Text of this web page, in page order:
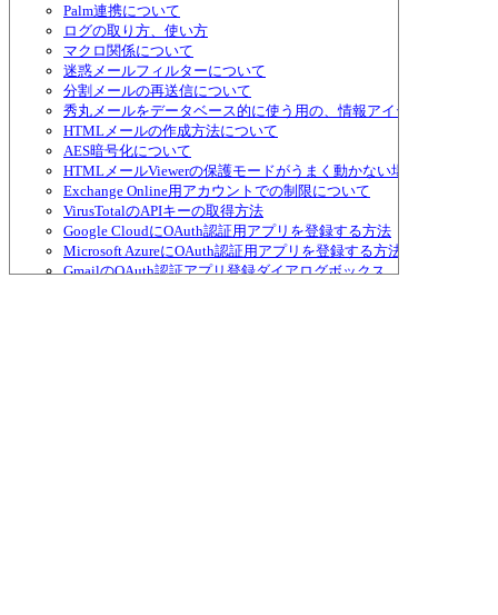
Palm連携について
ログの取り方、使い方
マクロ関係について
迷惑メールフィルターについて
分割メールの再送信について
秀丸メールをデータベース的に使う用の、情報アイテムについて
HTMLメールの作成方法について
AES暗号化について
HTMLメールViewerの保護モードがうまく動かない場合
Exchange Online用アカウントでの制限について
VirusTotalのAPIキーの取得方法
Google CloudにOAuth認証用アプリを登録する方法
Microsoft AzureにOAuth認証用アプリを登録する方法
GmailのOAuth認証アプリ登録ダイアログボックス